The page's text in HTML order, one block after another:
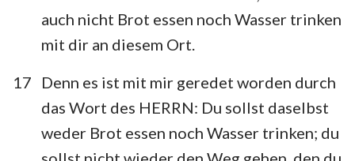
auch nicht Brot essen noch Wasser trinken
mit dir an diesem Ort.
17
Denn es ist mit mir geredet worden durch
das Wort des HERRN: Du sollst daselbst
weder Brot essen noch Wasser trinken; du